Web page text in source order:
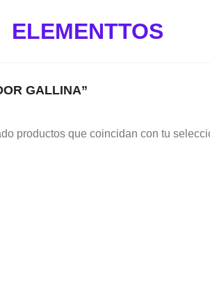
GALLINA”
productos que coincidan con tu